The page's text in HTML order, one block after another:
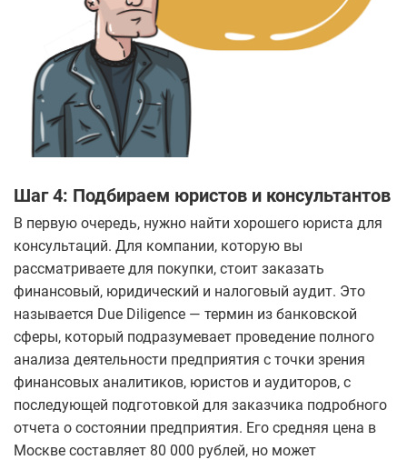
Шаг 4: Подбираем юристов и консультантов
В первую очередь, нужно найти хорошего юриста для
консультаций. Для компании, которую вы
рассматриваете для покупки, стоит заказать
финансовый, юридический и налоговый аудит. Это
называется Due Diligence — термин из банковской
сферы, который подразумевает проведение полного
анализа деятельности предприятия с точки зрения
финансовых аналитиков, юристов и аудиторов, с
последующей подготовкой для заказчика подробного
отчета о состоянии предприятия. Его средняя цена в
Москве составляет 80 000 рублей, но может